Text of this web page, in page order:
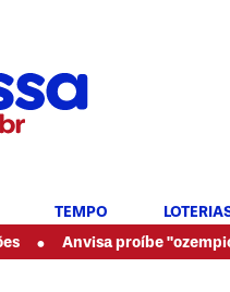
TEMPO
Anvisa proíbe "ozempic